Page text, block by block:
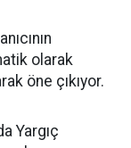
olarak
öne çıkıyor.
Yargıç